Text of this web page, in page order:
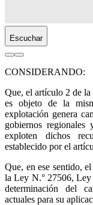
Escuchar
CONSIDERANDO:
Que, el artículo 2 de
es objeto de la
explotación genera
gobiernos
exploten dichos
establecido por el
Que, en ese sentido,
la Ley N.° 27506, Ley
determinación del
actuales para su